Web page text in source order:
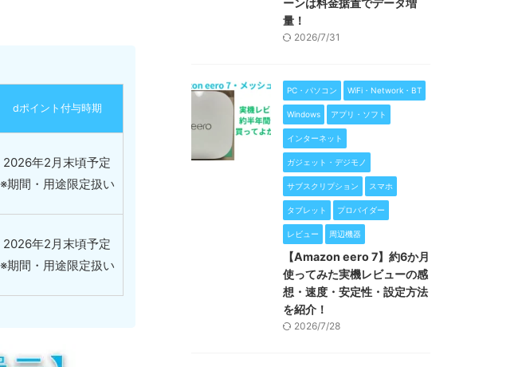
dポイント付与時期
2026年2月末頃予定
※期間・用途限定扱い
2026年2月末頃予定
※期間・用途限定扱い
ーンは料金据置でデータ増
量！
2026/7/31
PC・パソコン WiFi・Network・BT
Windows アプリ・ソフト
インターネット
ガジェット・デジモノ
サブスクリプション スマホ
タブレット プロバイダー
レビュー 周辺機器
【Amazon eero 7】約6か月
使ってみた実機レビューの感
想・速度・安定性・設定方法
を紹介！
2026/7/28